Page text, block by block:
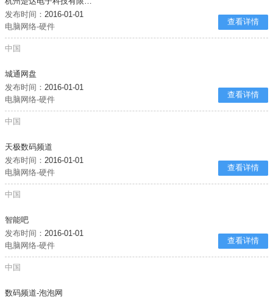
发布时间：2016-01-01
电脑网络-硬件
查看详情
中国
城通网盘
发布时间：2016-01-01
电脑网络-硬件
查看详情
中国
天极数码频道
发布时间：2016-01-01
电脑网络-硬件
查看详情
中国
智能吧
发布时间：2016-01-01
电脑网络-硬件
查看详情
中国
数码频道-泡泡网